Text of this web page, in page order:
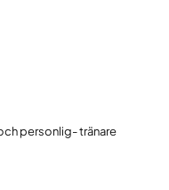
personlig- tränare